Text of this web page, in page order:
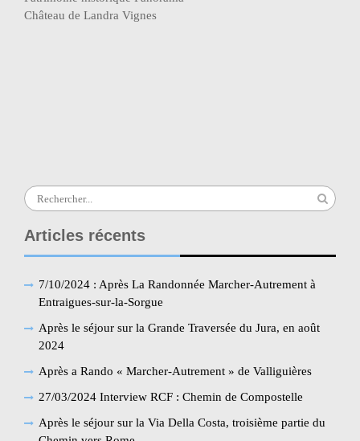
Château de Landra Vignes
Search
for:
Articles récents
7/10/2024 : Après La Randonnée Marcher-Autrement à
Entraigues-sur-la-Sorgue
Après le séjour sur la Grande Traversée du Jura, en août
2024
Après a Rando « Marcher-Autrement » de Valliguières
27/03/2024 Interview RCF : Chemin de Compostelle
Après le séjour sur la Via Della Costa, troisième partie du